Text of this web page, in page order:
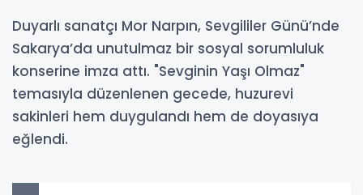
Duyarlı sanatçı Mor Narpın, Sevgililer Günü’nde
Sakarya’da unutulmaz bir sosyal sorumluluk
konserine imza attı. "Sevginin Yaşı Olmaz"
temasıyla düzenlenen gecede, huzurevi
sakinleri hem duygulandı hem de doyasıya
eğlendi.